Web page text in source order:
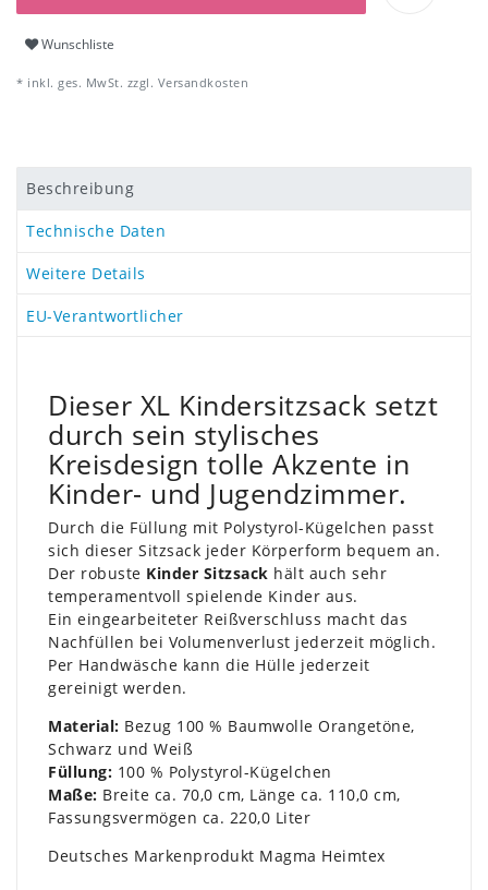
Wunschliste
* inkl. ges. MwSt. zzgl. Versandkosten
Beschreibung
Technische Daten
Weitere Details
EU-Verantwortlicher
Dieser XL Kindersitzsack setzt
durch sein stylisches
Kreisdesign tolle Akzente in
Kinder- und Jugendzimmer.
Durch die Füllung mit Polystyrol-Kügelchen passt
sich dieser Sitzsack jeder Körperform bequem an.
Der robuste Kinder Sitzsack hält auch sehr
temperamentvoll spielende Kinder aus.
Ein eingearbeiteter Reißverschluss macht das
Nachfüllen bei Volumenverlust jederzeit möglich.
Per Handwäsche kann die Hülle jederzeit
gereinigt werden.
Material: Bezug 100 % Baumwolle Orangetöne,
Schwarz und Weiß
Füllung: 100 % Polystyrol-Kügelchen
Maße: Breite ca. 70,0 cm, Länge ca. 110,0 cm,
Fassungsvermögen ca. 220,0 Liter
Deutsches Markenprodukt Magma Heimtex